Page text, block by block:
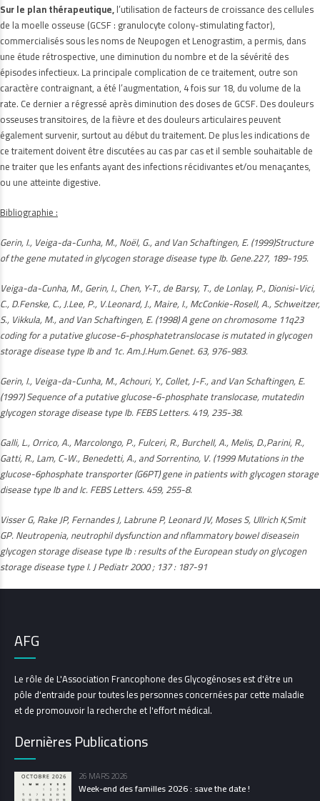
Sur le plan thérapeutique,l’utilisation de facteurs de croissance des cellules
de la moelle osseuse (GCSF : granulocyte colony-stimulating factor),
commercialisés sous les noms de Neupogen et Lenograstim, a permis, dans
une étude rétrospective, une diminution du nombre et de la sévérité des
épisodes infectieux. La principale complication de ce traitement, outre son
caractère contraignant, a été l’augmentation, 4 fois sur 18, du volume de la
rate. Ce dernier a régressé après diminution des doses de GCSF. Des douleurs
osseuses transitoires, de la fièvre et des douleurs articulaires peuvent
également survenir, surtout au début du traitement. De plus les indications de
ce traitement doivent être discutées au cas par cas et il semble souhaitable de
ne traiter que les enfants ayant des infections récidivantes et/ou menaçantes,
ou une atteinte digestive.
Bibliographie :
Gerin, I., Veiga-da-Cunha, M., Noël, G., and Van Schaftingen, E. (1999)Structure
of the gene mutated in glycogen storage disease type Ib. Gene.227, 189-195.
Veiga-da-Cunha, M., Gerin, I., Chen, Y-T., de Barsy, T., de Lonlay, P., Dionisi-Vici,
C., D.Fenske, C., J.Lee, P., V.Leonard, J., Maire, I., McConkie-Rosell, A., Schweitzer,
S., Vikkula, M., and Van Schaftingen, E. (1998) A gene on chromosome 11q23
coding for a putative glucose-6-phosphatetranslocase is mutated in glycogen
storage disease type Ib and 1c. Am.J.Hum.Genet. 63, 976-983.
Gerin, I., Veiga-da-Cunha, M., Achouri, Y., Collet, J-F., and Van Schaftingen, E.
(1997) Sequence of a putative glucose-6-phosphate translocase, mutatedin
glycogen storage disease type Ib. FEBS Letters. 419, 235-38.
Galli, L., Orrico, A., Marcolongo, P., Fulceri, R., Burchell, A., Melis, D.,Parini, R.,
Gatti, R., Lam, C-W., Benedetti, A., and Sorrentino, V. (1999 Mutations in the
glucose-6phosphate transporter (G6PT) gene in patients with glycogen storage
disease type Ib and Ic. FEBS Letters. 459, 255-8.
Visser G, Rake JP, Fernandes J, Labrune P, Leonard JV, Moses S, Ullrich K,Smit
GP. Neutropenia, neutrophil dysfunction and nflammatory bowel diseasein
glycogen storage disease type Ib : results of the European study on glycogen
storage disease type I. J Pediatr 2000 ; 137 : 187-91
AFG
Le rôle de L'Association Francophone des Glycogénoses est d'être un
pôle d'entraide pour toutes les personnes concernées par cette maladie
et de promouvoir la recherche et l'effort médical.
Dernières Publications
26 MARS 2026
Week-end des familles 2026 : save the date !